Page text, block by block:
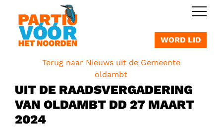
WORD LID
Terug naar Nieuws uit de Gemeente
oldambt
UIT DE RAADSVERGADERING
VAN OLDAMBT DD 27 MAART
2024